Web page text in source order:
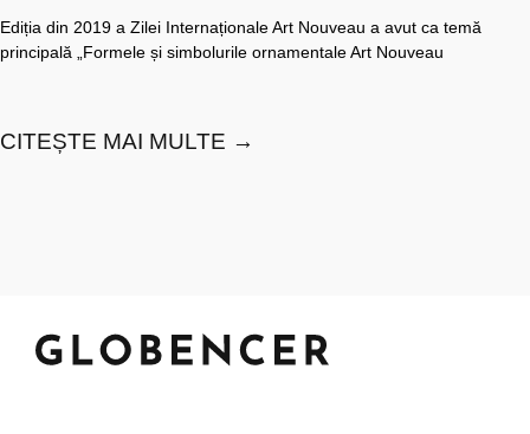
Ediția din 2019 a Zilei Internaționale Art Nouveau a avut ca temă
principală „Formele și simbolurile ornamentale Art Nouveau
CITEȘTE MAI MULTE →